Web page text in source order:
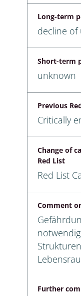
Long-term
decline
Short-term
unknown
Previous
Critically
Change of
Red List
Red List
Comment
Further